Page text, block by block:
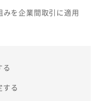
を企業間取引に適用
る
する